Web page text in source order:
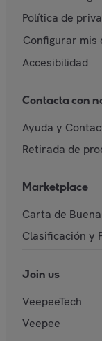
Política de
Configurar mis
Accesibilidad
Contacta con
Ayuda y
Retirada de
Marketplace
Carta de
Clasificación y
Join us
VeepeeTech
Veepee